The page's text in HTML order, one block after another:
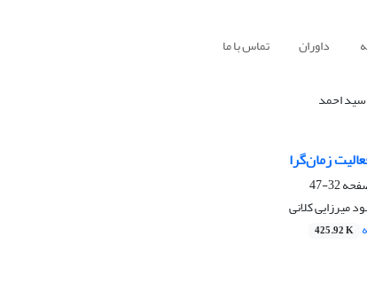
داوران تماس با ما
سید احمد
زمان‌گرا
32-47
میرزایی کلانی
425.92 K